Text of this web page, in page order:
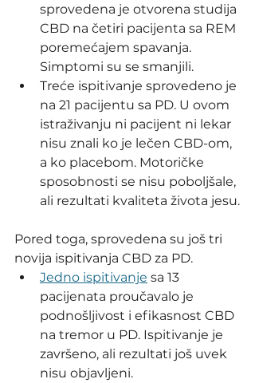
sprovedena je otvorena studija
CBD na četiri pacijenta sa REM
poremećajem spavanja.
Simptomi su se smanjili.
Treće ispitivanje sprovedeno je
na 21 pacijentu sa PD. U ovom
istraživanju ni pacijent ni lekar
nisu znali ko je lečen CBD-om,
a ko placebom. Motoričke
sposobnosti se nisu poboljšale,
ali rezultati kvaliteta života jesu.
Pored toga, sprovedena su još tri
novija ispitivanja CBD za PD.
Jedno ispitivanje sa 13
pacijenata proučavalo je
podnošljivost i efikasnost CBD
na tremor u PD. Ispitivanje je
završeno, ali rezultati još uvek
nisu objavljeni.